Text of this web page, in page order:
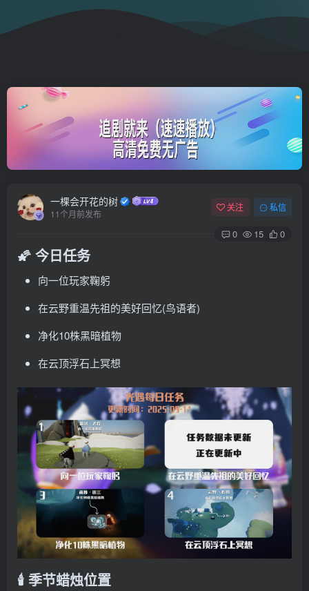
一棵会开花的树
11个月前发布
关注 私信
0 15 0
🌠 今日任务
向一位玩家鞠躬
在云野重温先祖的美好回忆(鸟语者)
净化10株黑暗植物
在云顶浮石上冥想
🕯️ 季节蜡烛位置